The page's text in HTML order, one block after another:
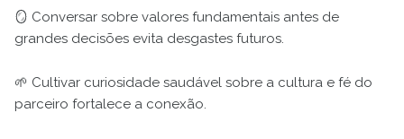
🪞 Conversar sobre valores fundamentais antes de
grandes decisões evita desgastes futuros.
🌱 Cultivar curiosidade saudável sobre a cultura e fé do
parceiro fortalece a conexão.